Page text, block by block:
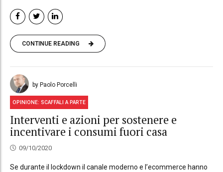
CONTINUE READING
by Paolo Porcelli
OPINIONE: SCAFFALI A PARTE
Interventi e azioni per sostenere e
incentivare i consumi fuori casa
09/10/2020
Se durante il lockdown il canale moderno e l’ecommerce hanno